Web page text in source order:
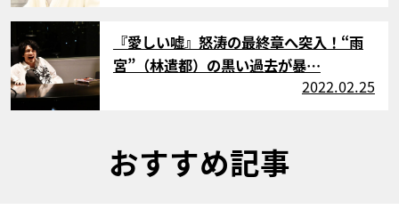
サムネイル
『愛しい嘘』怒涛の最終章へ突入！“雨
宮”（林遣都）の黒い過去が暴…
2022.02.25
おすすめ記事